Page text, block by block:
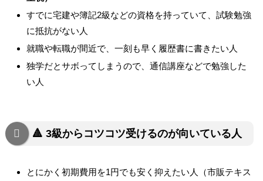
すでに宅建や簿記2級などの資格を持っていて、試験勉強
に抵抗がない人
就職や転職が間近で、一刻も早く履歴書に書きたい人
独学だとサボってしまうので、通信講座などで勉強した
い人
🔺 3級からコツコツ受けるのが向いている人
とにかく初期費用を1円でも安く抑えたい人（市販テキス